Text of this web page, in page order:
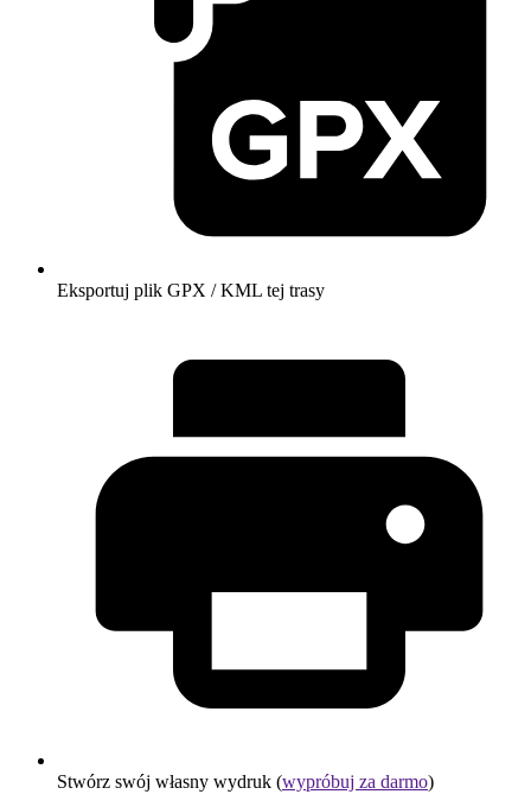
Eksportuj plik GPX / KML tej trasy
Stwórz swój własny wydruk (wypróbuj za darmo)